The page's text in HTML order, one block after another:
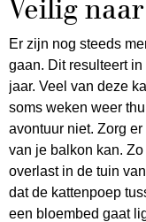
Veilig
Er zijn nog steeds
gaan. Dit resulteert
jaar. Veel van deze
soms weken weer
avontuur niet. Zorg
van je balkon kan.
overlast in de tuin
dat de kattenpoep
een bloembed gaat